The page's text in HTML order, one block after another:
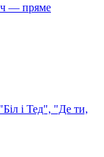
— пряме
і Тед", "Де ти,